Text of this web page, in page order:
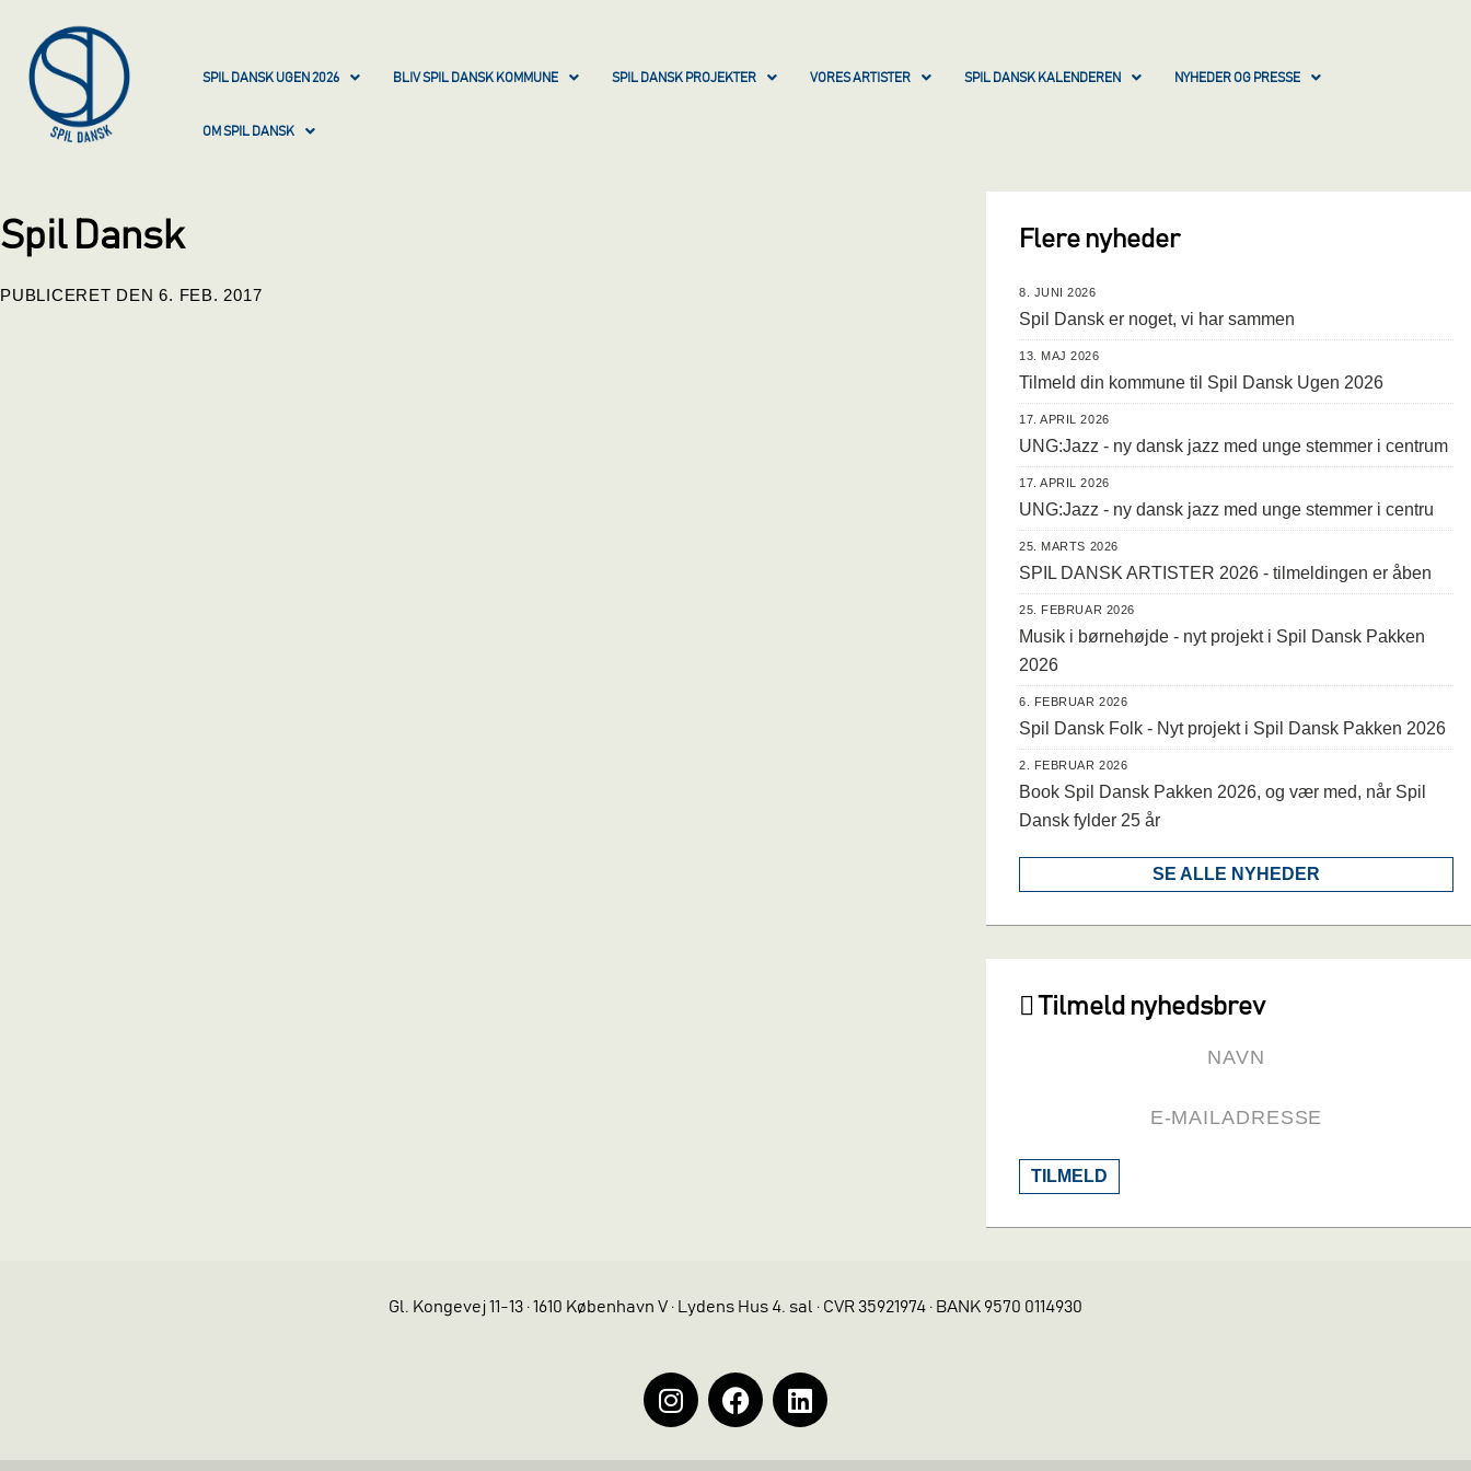
SPIL DANSK UGEN 2026 BLIV SPIL DANSK KOMMUNE SPIL DANSK PROJEKTER VORES ARTISTER SPIL DANSK KALENDEREN NYHEDER OG PRESSE
OM SPIL DANSK
Spil Dansk
PUBLICERET DEN6. FEB. 2017
Flere nyheder
8. JUNI 2026
Spil Dansk er noget, vi har sammen
13. MAJ 2026
Tilmeld din kommune til Spil Dansk Ugen 2026
17. APRIL 2026
UNG:Jazz - ny dansk jazz med unge stemmer i centrum
17. APRIL 2026
UNG:Jazz - ny dansk jazz med unge stemmer i centru
25. MARTS 2026
SPIL DANSK ARTISTER 2026 - tilmeldingen er åben
25. FEBRUAR 2026
Musik i børnehøjde - nyt projekt i Spil Dansk Pakken
2026
6. FEBRUAR 2026
Spil Dansk Folk - Nyt projekt i Spil Dansk Pakken 2026
2. FEBRUAR 2026
Book Spil Dansk Pakken 2026, og vær med, når Spil
Dansk fylder 25 år
SE ALLE NYHEDER
Tilmeld nyhedsbrev
TILMELD
Gl. Kongevej 11-13 · 1610 København V · Lydens Hus 4. sal · CVR 35921974 · BANK 9570 0114930